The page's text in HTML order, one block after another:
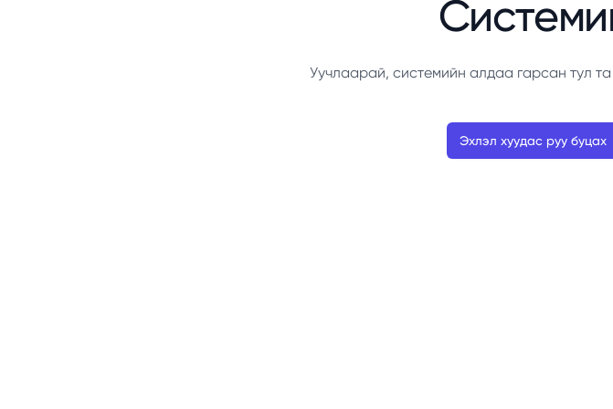
Уучлаарай, системийн алдаа гарсан тул
Эхлэл хуудас руу буцах